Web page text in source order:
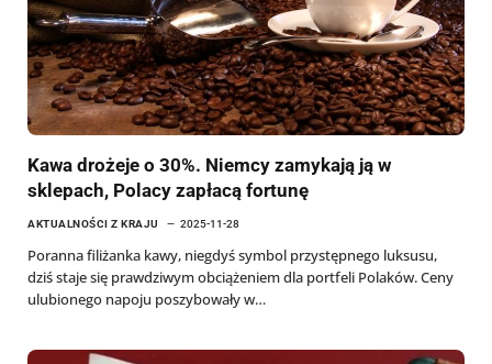
Kawa drożeje o 30%. Niemcy zamykają ją w
sklepach, Polacy zapłacą fortunę
AKTUALNOŚCI Z KRAJU 2025-11-28
Poranna filiżanka kawy, niegdyś symbol przystępnego luksusu,
dziś staje się prawdziwym obciążeniem dla portfeli Polaków. Ceny
ulubionego napoju poszybowały w…